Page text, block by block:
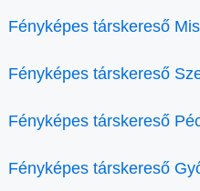
Fényképes társkereső
Fényképes társkereső
Fényképes társkereső
Fényképes társkereső